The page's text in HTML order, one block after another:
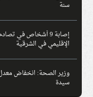
سنة
إصابة 9 أشخاص في
الإقليمي في الشرقية
سيدة